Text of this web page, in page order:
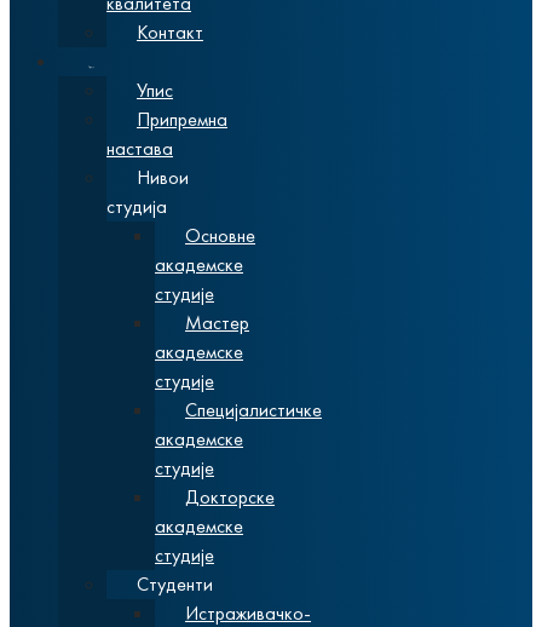
Контакт
Упис
Припремна
настава
Нивои
студија
Основне
академске
студије
Мастер
академске
студије
Специјалистичке
академске
студије
Докторске
академске
студије
Студенти
Истраживачко-